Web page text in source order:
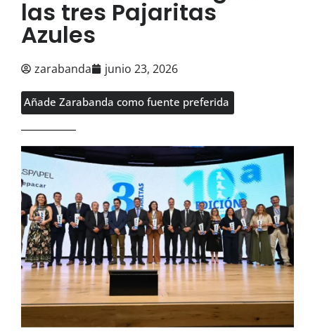
las tres Pajaritas
Azules
zarabanda junio 23, 2026
Añade Zarabanda como fuente preferida